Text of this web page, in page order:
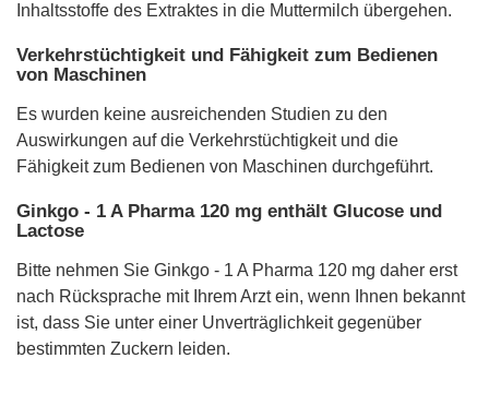
Inhaltsstoffe des Extraktes in die Muttermilch übergehen.
Verkehrstüchtigkeit und Fähigkeit zum Bedienen
von Maschinen
Es wurden keine ausreichenden Studien zu den
Auswirkungen auf die Verkehrstüchtigkeit und die
Fähigkeit zum Bedienen von Maschinen durchgeführt.
Ginkgo - 1 A Pharma 120 mg enthält Glucose und
Lactose
Bitte nehmen Sie Ginkgo - 1 A Pharma 120 mg daher erst
nach Rücksprache mit Ihrem Arzt ein, wenn Ihnen bekannt
ist, dass Sie unter einer Unverträglichkeit gegenüber
bestimmten Zuckern leiden.